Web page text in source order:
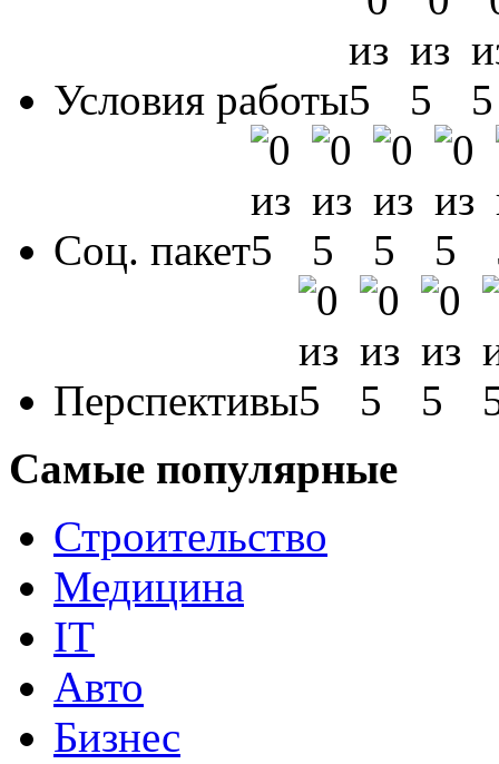
Условия работы
Соц. пакет
Перспективы
Самые популярные
Строительство
Медицина
IT
Авто
Бизнес